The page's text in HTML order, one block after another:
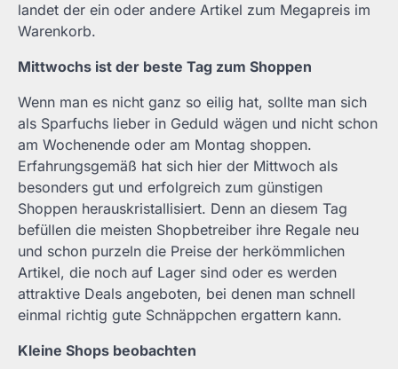
landet der ein oder andere Artikel zum Megapreis im
Warenkorb.
Mittwochs ist der beste Tag zum Shoppen
Wenn man es nicht ganz so eilig hat, sollte man sich
als Sparfuchs lieber in Geduld wägen und nicht schon
am Wochenende oder am Montag shoppen.
Erfahrungsgemäß hat sich hier der Mittwoch als
besonders gut und erfolgreich zum günstigen
Shoppen herauskristallisiert. Denn an diesem Tag
befüllen die meisten Shopbetreiber ihre Regale neu
und schon purzeln die Preise der herkömmlichen
Artikel, die noch auf Lager sind oder es werden
attraktive Deals angeboten, bei denen man schnell
einmal richtig gute Schnäppchen ergattern kann.
Kleine Shops beobachten